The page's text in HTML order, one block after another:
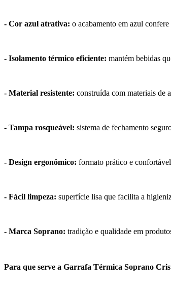
- Cor azul atrativa: o acabamento em azul
- Isolamento térmico eficiente: mantém bebidas
- Material resistente: construída com materiais de
- Tampa rosqueável: sistema de fechamento
- Design ergonômico: formato prático e
- Fácil limpeza: superfície lisa que facilita a
- Marca Soprano: tradição e qualidade em
Para que serve a Garrafa Térmica Soprano